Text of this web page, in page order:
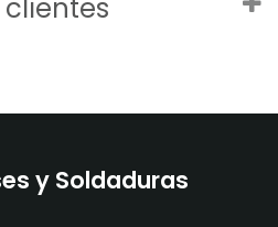
clientes
y Soldaduras